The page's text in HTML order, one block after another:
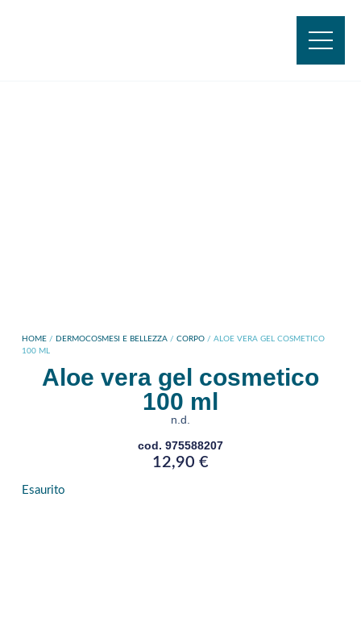
HOME/ DERMOCOSMESI E BELLEZZA/ CORPO/ ALOE VERA GEL COSMETICO
100 ML
Aloe vera gel cosmetico
100 ml
n.d.
cod. 975588207
12,90 €
Esaurito